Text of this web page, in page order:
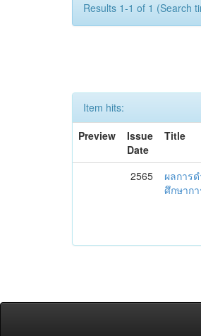
Results 1-1 of 1 (Search
Item hits:
Preview
Issue
Date
Title
2565
ผลการ
ศึกษาก